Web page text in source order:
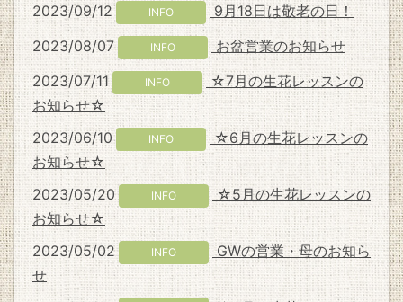
2023/09/12
INFO
9月18日は敬老の日！
2023/08/07
INFO
お盆営業のお知らせ
2023/07/11
INFO
☆7月の生花レッスンの
お知らせ☆
2023/06/10
INFO
☆6月の生花レッスンの
お知らせ☆
2023/05/20
INFO
☆5月の生花レッスンの
お知らせ☆
2023/05/02
INFO
GWの営業・母のお知ら
せ